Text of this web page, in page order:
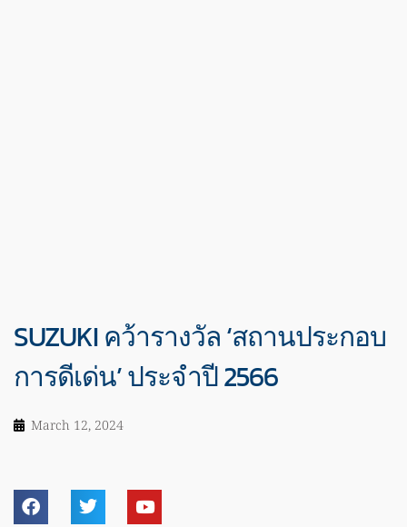
SUZUKI คว้ารางวัล ‘สถานประกอบ
การดีเด่น’ ประจำปี 2566
March 12, 2024